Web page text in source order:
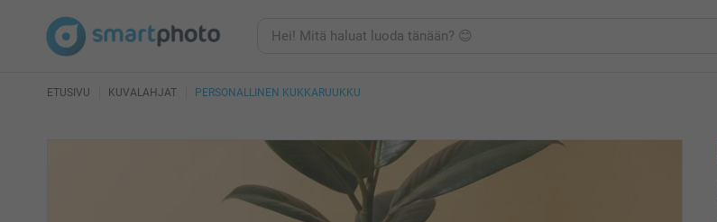
ETUSIVU KUVALAHJAT PERSONALLINEN KUKKARUUKKU